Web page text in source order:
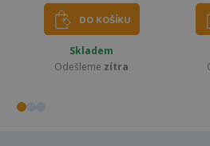
DO KOŠÍKU
Skladem
Odešleme zítra